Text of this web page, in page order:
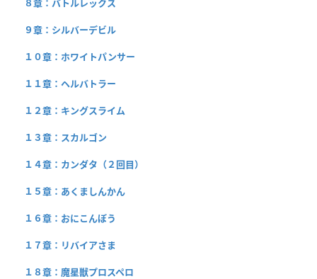
８章：バトルレックス
９章：シルバーデビル
１０章：ホワイトパンサー
１１章：ヘルバトラー
１２章：キングスライム
１３章：スカルゴン
１４章：カンダタ（２回目）
１５章：あくましんかん
１６章：おにこんぼう
１７章：リバイアさま
１８章：魔星獣プロスペロ